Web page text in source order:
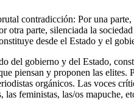
contradicción: Por una
otra parte, silenciada la
desde el Estado y el
gobierno y del Estado,
piensan y proponen las elites.
orgánicos. Las voces
las feministas, las/os mapuche,